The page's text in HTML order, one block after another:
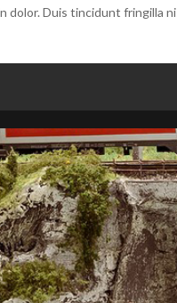
dolor. Duis tincidunt fringilla